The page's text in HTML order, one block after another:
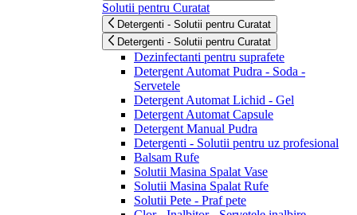
Solutii pentru Curatat
Detergenti - Solutii pentru Curatat
Detergenti - Solutii pentru Curatat
Dezinfectanti pentru suprafete
Detergent Automat Pudra - Soda -
Servetele
Detergent Automat Lichid - Gel
Detergent Automat Capsule
Detergent Manual Pudra
Detergenti - Solutii pentru uz profesional
Balsam Rufe
Solutii Masina Spalat Vase
Solutii Masina Spalat Rufe
Solutii Pete - Praf pete